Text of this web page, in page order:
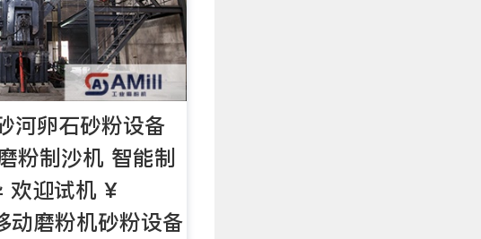
河卵石砂粉设备
粉制沙机 智能制
欢迎试机 ¥
动磨粉机砂粉设备